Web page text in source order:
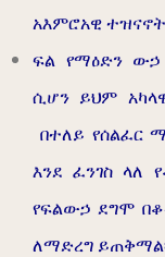
አእምሮአዊ
ፍል የማዕድን ውኃ
ሲሆን ይህም
በተለይ የሰልፈር
እንደ ፈንገስ ላለ
የፍልውኃ ደግሞ
ለማድረግ